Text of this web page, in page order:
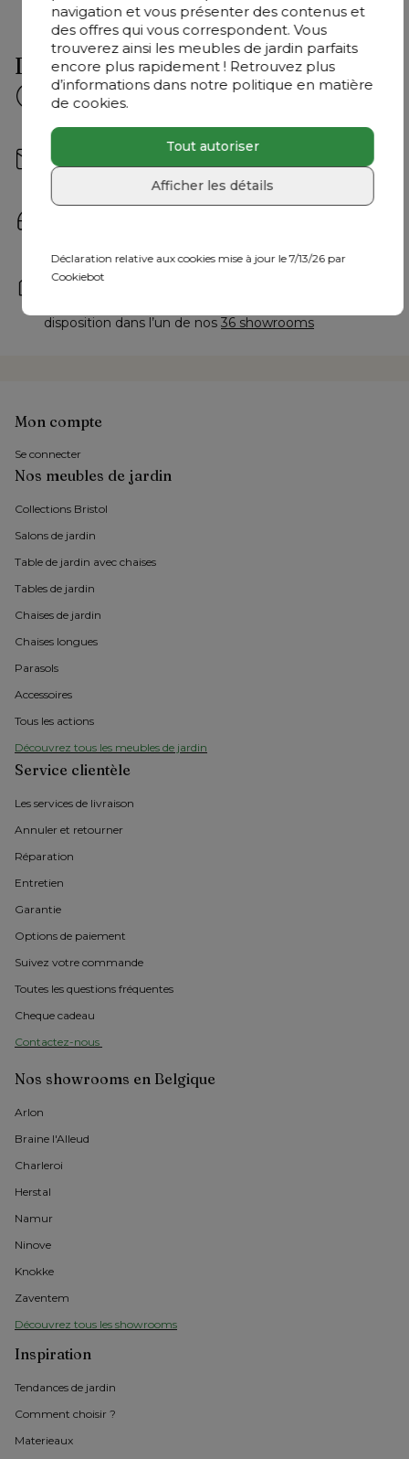
navigation et vous présenter des contenus et
des offres qui vous correspondent. Vous
trouverez ainsi les meubles de jardin parfaits
encore plus rapidement ! Retrouvez plus
d’informations dans notre politique en matière
de cookies.
Tout autoriser
Afficher les détails
Déclaration relative aux cookies mise à jour le 7/13/26 par
Cookiebot
Besoin d'aide ?
Questions fréquemment posées
Réponses rapides à vos questions.
Consultez-les ici
Envoyez votre e-mail à
Nous répondrons à votre question dès que possible.
et le samedi : 9h30 - 18h
Rendez-nous visite
disposition dans l’un de nos 36 showrooms
Nos meubles de jardin
Collections Bristol
Salons de jardin
Table de jardin avec chaises
Tables de jardin
Chaises de jardin
Chaises longues
Parasols
Accessoires
Tous les actions
Découvrez tous les meubles de jardin
Service clientèle
Les services de livraison
Annuler et retourner
Réparation
Entretien
Garantie
Options de paiement
Suivez votre commande
Toutes les questions fréquentes
Cheque cadeau
Contactez-nous
Nos showrooms en Belgique
Arlon
Braine l'Alleud
Charleroi
Herstal
Namur
Ninove
Knokke
Zaventem
Découvrez tous les showrooms
Inspiration
Tendances de jardin
Comment choisir ?
Materieaux
Mon compte
Se connecter